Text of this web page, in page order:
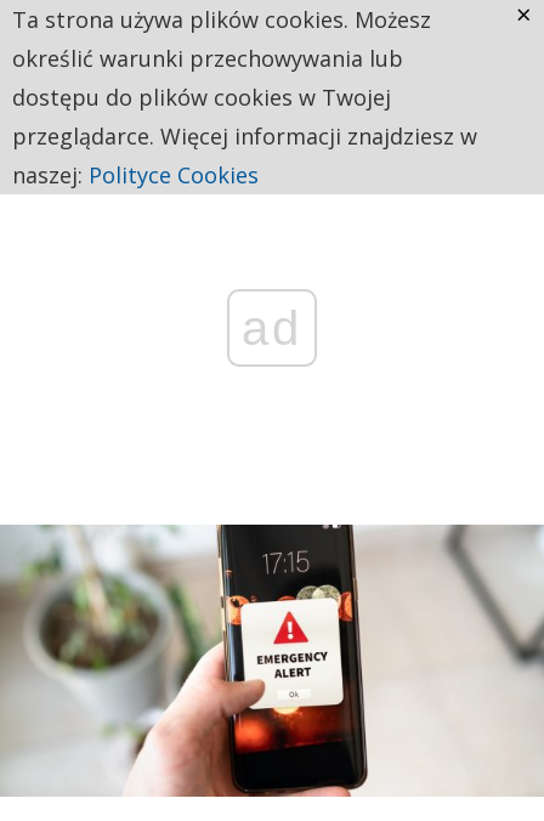
ad
Ta strona używa plików cookies. Możesz
określić warunki przechowywania lub
dostępu do plików cookies w Twojej
przeglądarce. Więcej informacji znajdziesz w
naszej: Polityce Cookies
×